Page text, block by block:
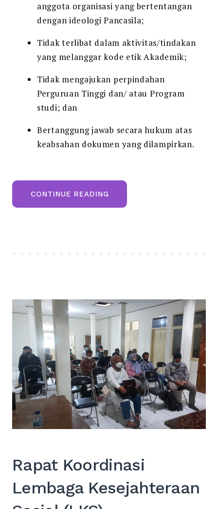
anggota organisasi yang bertentangan
dengan ideologi Pancasila;
Tidak terlibat dalam aktivitas/tindakan
yang melanggar kode etik Akademik;
Tidak mengajukan perpindahan
Perguruan Tinggi dan/ atau Program
studi; dan
Bertanggung jawab secara hukum atas
keabsahan dokumen yang dilampirkan.
CONTINUE READING
PEMBERIAN
Rapat Koordinasi
Lembaga Kesejahteraan